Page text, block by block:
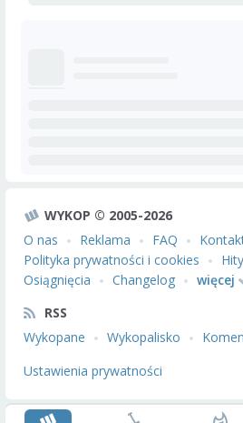
WYKOP © 2005-2026
O nas
Reklama FAQ
Polityka prywatności i cookies
Hity
Osiągnięcia
Changelog
więcej
RSS
Wykopane
Wykopalisko
Ustawienia prywatności